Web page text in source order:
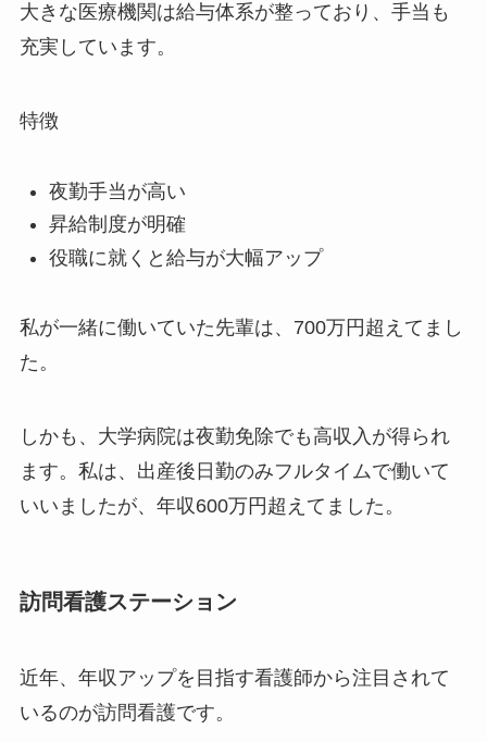
大きな医療機関は給与体系が整っており、手当も
充実しています。
特徴
夜勤手当が高い
昇給制度が明確
役職に就くと給与が大幅アップ
私が一緒に働いていた先輩は、700万円超えてまし
た。
しかも、大学病院は夜勤免除でも高収入が得られ
ます。私は、出産後日勤のみフルタイムで働いて
いいましたが、年収600万円超えてました。
訪問看護ステーション
近年、年収アップを目指す看護師から注目されて
いるのが訪問看護です。